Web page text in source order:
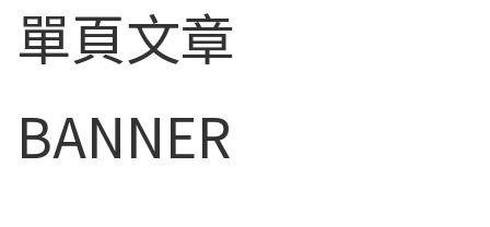
公司治理
社会责任与利害关系人专区
问答集
單頁文章
BANNER